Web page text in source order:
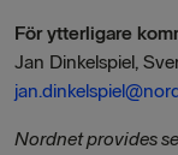
För ytterligare
Jan Dinkelspiel,
Nordnet provides